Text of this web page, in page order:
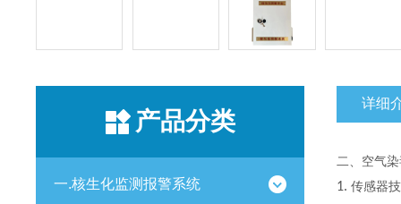
产品分类
一.核生化监测报警系统
详细
二、空气
1. 传感器